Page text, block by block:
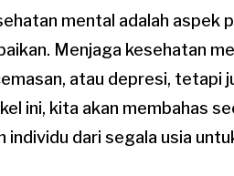
mental adalah aspek
Menjaga kesehatan
atau depresi, tetapi
ini, kita akan membahas
individu dari segala usia